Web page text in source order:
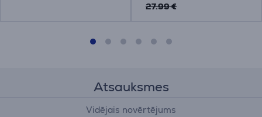
27.99 €
Atsauksmes
Vidējais novērtējums